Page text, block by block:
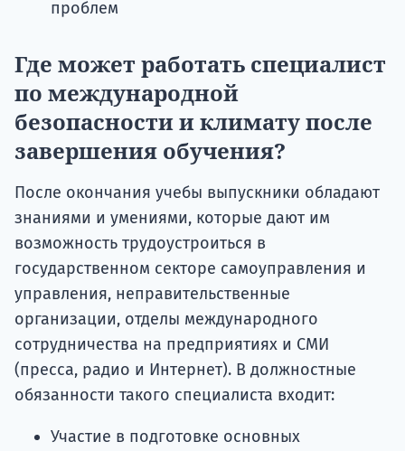
проблем
Где может работать специалист
по международной
безопасности и климату после
завершения обучения?
После окончания учебы выпускники обладают
знаниями и умениями, которые дают им
возможность трудоустроиться в
государственном секторе самоуправления и
управления, неправительственные
организации, отделы международного
сотрудничества на предприятиях и СМИ
(пресса, радио и Интернет). В должностные
обязанности такого специалиста входит:
Участие в подготовке основных